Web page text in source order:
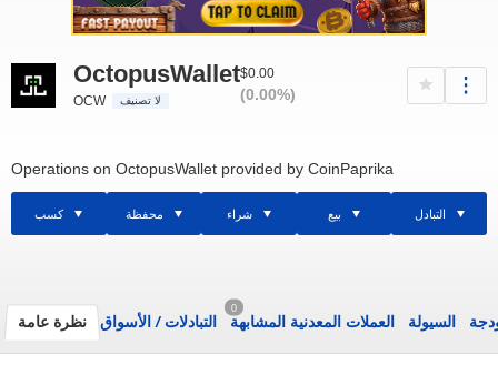
OctopusWallet
OCW لا تصنيف
$0.00
(0.00%)
Operations on OctopusWallet provided by CoinPaprika
كسب محفظة شراء بيع التبادل
نظرة عامة التبادلات/ الأسواق
0
العملات المعدنية المشابهة السيولة